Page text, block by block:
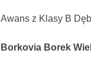
Awans z Klasy B
Borkovia Borek